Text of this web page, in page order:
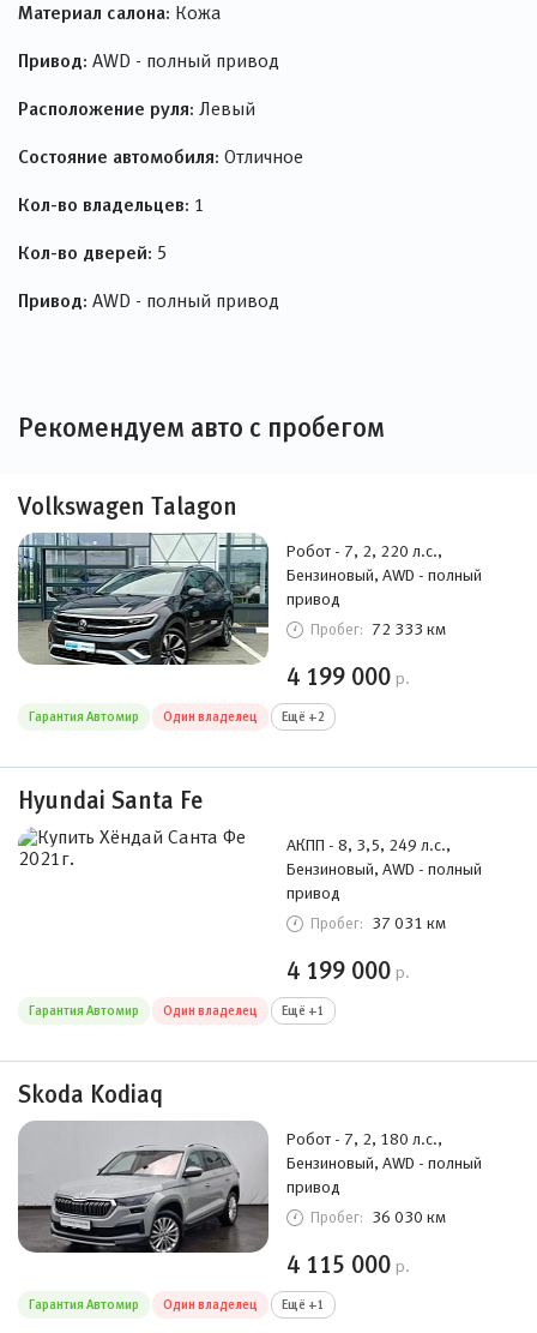
Материал салона: Кожа
Привод: AWD - полный привод
Расположение руля: Левый
Состояние автомобиля: Отличное
Кол-во владельцев: 1
Кол-во дверей: 5
Привод: AWD - полный привод
Рекомендуем авто с пробегом
Volkswagen Talagon
Робот - 7, 2, 220 л.с.,
Бензиновый, AWD - полный
привод
Пробег: 72 333 км
4 199 000 р.
Гарантия Автомир Один владелец Ещё +2
Hyundai Santa Fe
АКПП - 8, 3,5, 249 л.с.,
Бензиновый, AWD - полный
привод
Пробег: 37 031 км
4 199 000 р.
Гарантия Автомир Один владелец Ещё +1
Skoda Kodiaq
Робот - 7, 2, 180 л.с.,
Бензиновый, AWD - полный
привод
Пробег: 36 030 км
4 115 000 р.
Гарантия Автомир Один владелец Ещё +1